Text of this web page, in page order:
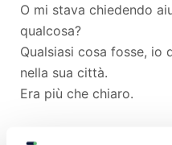
O mi stava chiedendo
qualcosa?
Qualsiasi cosa fosse, io
nella sua città.
Era più che chiaro.